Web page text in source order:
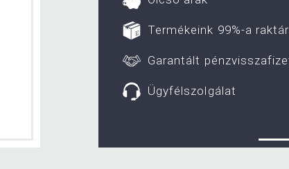
Termékeink 99%-a
Garantált
Ügyfélszolgálat